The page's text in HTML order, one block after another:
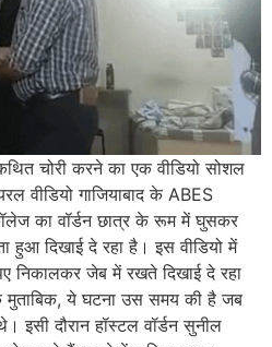
चोरी करने का एक वीडियो सोशल
वीडियो गाजियाबाद के ABES
का वॉर्डन छात्र के रूम में घुसकर
हुआ दिखाई दे रहा है। इस वीडियो में
निकालकर जेब में रखते दिखाई दे रहा
मुताबिक, ये घटना उस समय की है जब
इसी दौरान हॉस्टल वॉर्डन सुनील